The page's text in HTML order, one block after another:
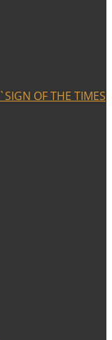
OF THE TIMES